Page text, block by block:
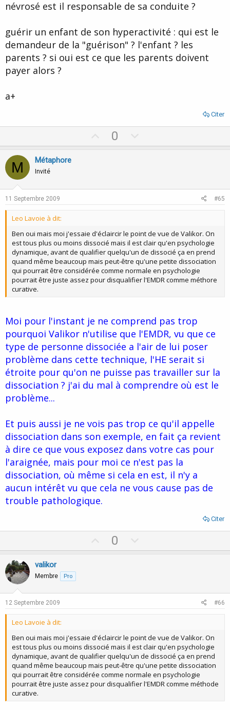
névrosé est il responsable de sa conduite ?
guérir un enfant de son hyperactivité : qui est le
demandeur de la "guérison" ? l'enfant ? les
parents ? si oui est ce que les parents doivent
payer alors ?
a+
Citer
p
0
o
M Métaphore
Invité
11 Septembre 2009 #65
Leo Lavoie à dit:
Ben oui mais moi j'essaie d'éclaircir le point de vue de Valikor. On
est tous plus ou moins dissocié mais il est clair qu'en psychologie
dynamique, avant de qualifier quelqu'un de dissocié ça en prend
quand même beaucoup mais peut-être qu'une petite dissociation
qui pourrait être considérée comme normale en psychologie
pourrait être juste assez pour disqualifier l'EMDR comme méthore
curative.
Moi pour l'instant je ne comprend pas trop
pourquoi Valikor n'utilise que l'EMDR, vu que ce
type de personne dissociée a l'air de lui poser
problème dans cette technique, l'HE serait si
étroite pour qu'on ne puisse pas travailler sur la
dissociation ? j'ai du mal à comprendre où est le
problème...
Et puis aussi je ne vois pas trop ce qu'il appelle
dissociation dans son exemple, en fait ça revient
à dire ce que vous exposez dans votre cas pour
l'araignée, mais pour moi ce n'est pas la
dissociation, où même si cela en est, il n'y a
aucun intérêt vu que cela ne vous cause pas de
trouble pathologique.
Citer
p
t
0
o
v
valikor
Membre Pro
12 Septembre 2009 #66
Leo Lavoie à dit:
Ben oui mais moi j'essaie d'éclaircir le point de vue de Valikor. On
est tous plus ou moins dissocié mais il est clair qu'en psychologie
dynamique, avant de qualifier quelqu'un de dissocié ça en prend
quand même beaucoup mais peut-être qu'une petite dissociation
qui pourrait être considérée comme normale en psychologie
pourrait être juste assez pour disqualifier l'EMDR comme méthode
curative.